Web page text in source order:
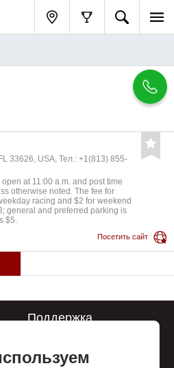
33626, USA, Тел.: +1(813) 855-
at 11:00 a.m. and post time
otherwise noted. The fee for
racing and $2 for weekend
general and preferred parking is
$5.
Посетить сайт
Поддержка
Сообщить об ошибке